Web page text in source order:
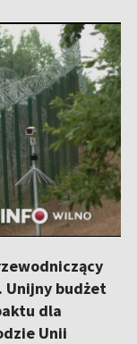
Unijny budżet
dla
Unii